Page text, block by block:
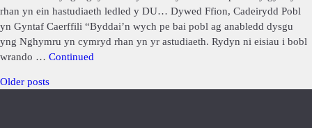
rhan yn ein hastudiaeth ledled y DU… Dywed Ffion, Cadeirydd Pobl
yn Gyntaf Caerffili “Byddai’n wych pe bai pobl ag anabledd dysgu
yng Nghymru yn cymryd rhan yn yr astudiaeth. Rydyn ni eisiau i bobl
wrando … Continued
Posts
Older posts